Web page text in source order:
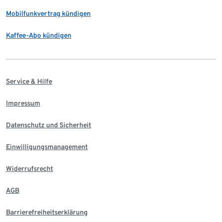
Mobilfunkvertrag kündigen
Kaffee-Abo kündigen
Service & Hilfe
Impressum
Datenschutz und Sicherheit
Einwilligungsmanagement
Widerrufsrecht
AGB
Barrierefreiheitserklärung